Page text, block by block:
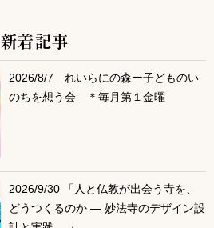
新着記事
2026/8/7 れいらにの森ー子どものい
のちを想う会 ＊毎月第１金曜
2026/9/30 「人と仏教が出会う寺を、
どうつくるのか ― 妙法寺のデザイン設